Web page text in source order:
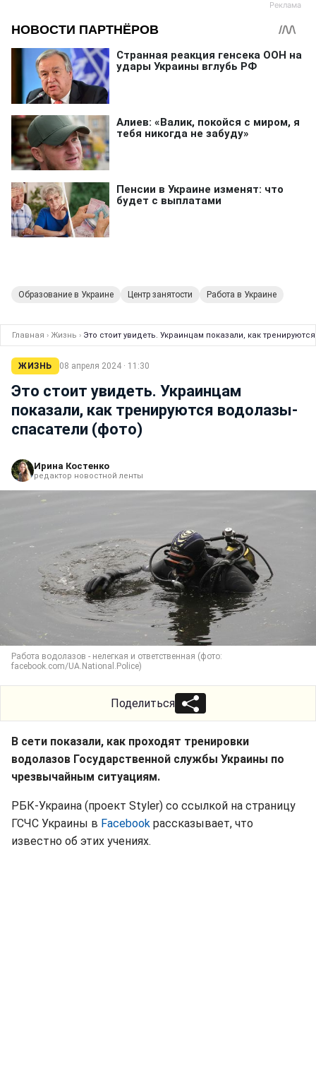
Образование в Украине Центр занятости Работа в Украине
Главная › Жизнь › Это стоит увидеть. Украинцам показали, как
ЖИЗНЬ 08 апреля 2024 · 11:30
Это стоит увидеть. Украинцам
показали, как тренируются водолазы-
спасатели (фото)
Ирина Костенко
редактор новостной ленты
Работа водолазов - нелегкая и ответственная (фото:
facebook.com/UA.National.Police)
Поделиться
В сети показали, как проходят тренировки
водолазов Государственной службы Украины по
чрезвычайным ситуациям.
РБК-Украина (проект Styler) со ссылкой на страницу
ГСЧС Украины в Facebook рассказывает, что
известно об этих учениях.